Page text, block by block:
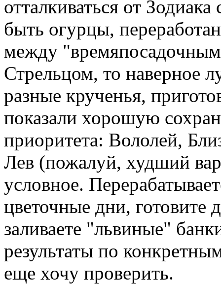
отталкиваться от
быть огурцы,
между
Стрельцом, то наверное
разные крученья,
показали хорошую
приоритета: Вололей,
Лев (пожалуй, худший
условное.
цветочные дни, готовите
заливаете "львиные"
результаты по
еще хочу проверить.